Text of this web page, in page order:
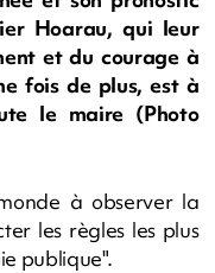
Hoarau, qui leur
et du courage à
fois de plus, est à
le maire (Photo
à observer la
les règles les plus
publique".